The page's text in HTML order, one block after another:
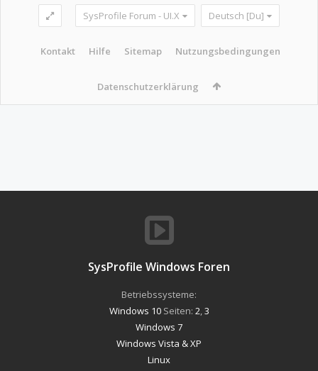
SysProfile Forum - UI.X Deutsch [Du]
Kontakt Hilfe Sitemap Nutzungsbedingungen
Datenschutzerklärung
SysProfile Windows Foren
Betriebssysteme:
Windows 10Seiten: 2 3
Windows 7
Windows Vista & XP
Linux